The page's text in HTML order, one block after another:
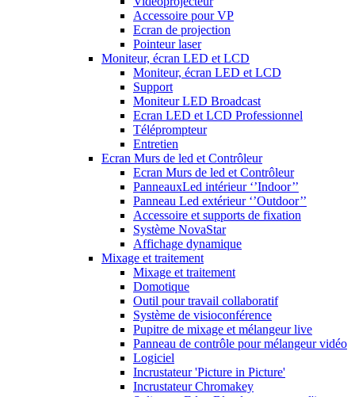
Accessoire pour VP
Ecran de projection
Pointeur laser
Moniteur, écran LED et LCD
Moniteur, écran LED et LCD
Support
Moniteur LED Broadcast
Ecran LED et LCD Professionnel
Téléprompteur
Entretien
Ecran Murs de led et Contrôleur
Ecran Murs de led et Contrôleur
PanneauxLed intérieur ‘’Indoor’’
Panneau Led extérieur ‘’Outdoor’’
Accessoire et supports de fixation
Système NovaStar
Affichage dynamique
Mixage et traitement
Mixage et traitement
Domotique
Outil pour travail collaboratif
Système de visioconférence
Pupitre de mixage et mélangeur live
Panneau de contrôle pour mélangeur vidéo
Logiciel
Incrustateur 'Picture in Picture'
Incrustateur Chromakey